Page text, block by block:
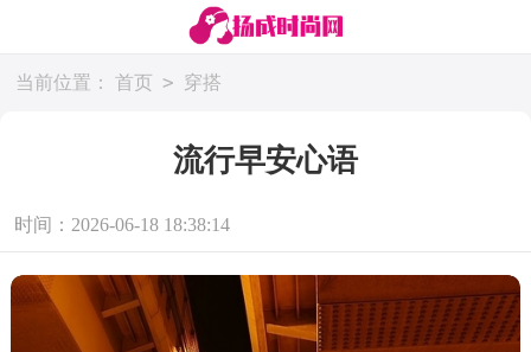
当前位置： 首页 > 穿搭
流行早安心语
时间：2026-06-18 18:38:14